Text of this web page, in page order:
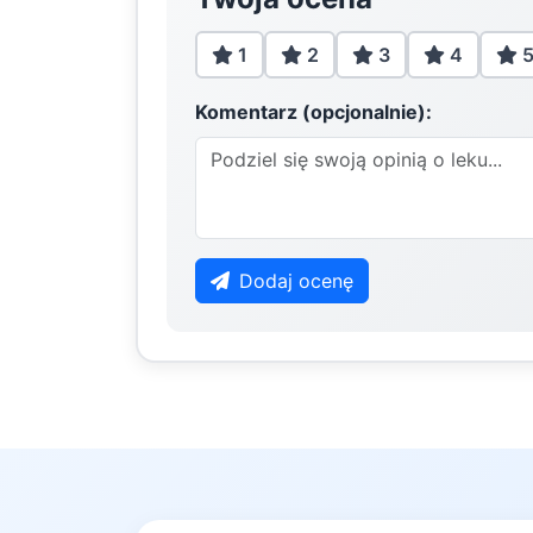
1 2 3 4 5
Komentarz (opcjonalnie):
Dodaj ocenę